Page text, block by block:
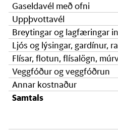
Gaseldavél með ofni
Uppþvottavél
Breytingar og lagfæringar
Ljós og lýsingar, gardínur,
Flísar, flotun, flísalögn,
Veggfóður og veggfóðrun
Annar kostnaður
Samtals